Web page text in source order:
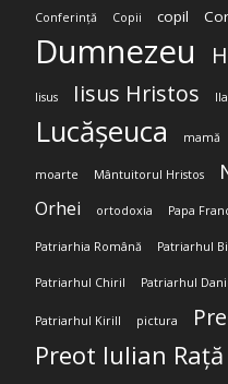
Conferință Copii copil
Dumnezeu
Iisus Iisus Hristos
Lucășeuca mamă
moarte Mântuitorul Hristos
Orhei ortodoxia Papa
Patriarhia Română Patriarhul
Patriarhul Chiril Patriarhul
Patriarhul Kirill pictura
Preot Iulian Rață